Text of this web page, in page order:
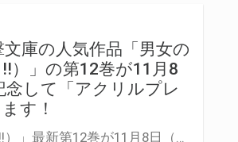
文庫の人気作品「男女の
）」の第12巻が11月8
念して「アクリルプレ
す！
「男女の友情は成立する？（いや、しないっ!!）」最新第12巻が11月8日（土）に発売！ とらのあなでは発売を記念して「アクリルプレート」付き限定セットを発売いたします。 限定セットは数量限定となりますので是非お早めにお求めください！